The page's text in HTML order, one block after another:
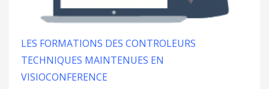
LES FORMATIONS DES CONTROLEURS
TECHNIQUES MAINTENUES EN
VISIOCONFERENCE